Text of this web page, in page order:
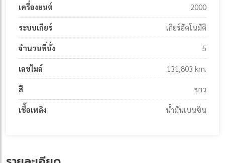
เครื่องยนต์ 2000
ระบบเกียร์ เกียร์อัตโนมัติ
จำนวนที่นั่ง 5
เลขไมล์ 131,803 km.
สี ขาว
เชื้อเพลิง น้ำมันเบนซิน